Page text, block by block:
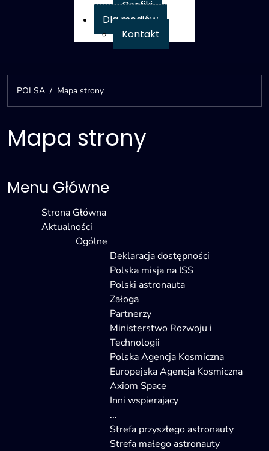
Grafiki
Dla mediów
Kontakt
POLSA Mapa strony
Mapa strony
Menu Główne
Strona Główna
Aktualności
Ogólne
Deklaracja dostępności
Polska misja na ISS
Polski astronauta
Załoga
Partnerzy
Ministerstwo Rozwoju i
Technologii
Polska Agencja Kosmiczna
Europejska Agencja Kosmiczna
Axiom Space
Inni wspierający
...
Strefa przyszłego astronauty
Strefa małego astronauty